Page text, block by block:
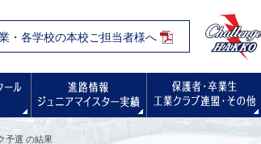
・各学校の本校ご担当者様へ
入試・オープンスクール・学校見学会
進路情報
予選 の結果